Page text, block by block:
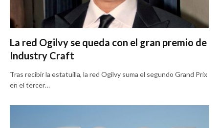
La red Ogilvy se queda con el gran premio de
Industry Craft
Tras recibir la estatuilla, la red Ogilvy suma el segundo Grand Prix
en el tercer…